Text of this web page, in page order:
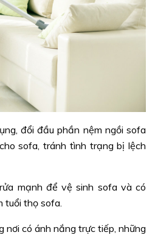
đổi đầu phần nệm ngồi sofa
sofa, tránh tình trạng bị lệch
mạnh để vệ sinh sofa và có
tuổi thọ sofa.
nơi có ánh nắng trực tiếp, những